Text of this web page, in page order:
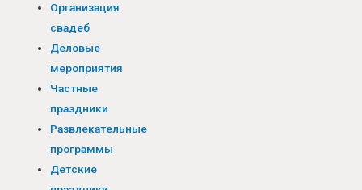
Организация
свадеб
Деловые
мероприятия
Частные
праздники
Развлекательные
программы
Детские